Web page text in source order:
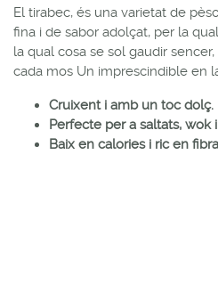
El tirabec, és una varietat de
fina i de sabor adolçat, per la
la qual cosa se sol gaudir
cada mos Un imprescindible en
Cruixent i amb un toc dolç.
Perfecte per a saltats, wok
Baix en calories i ric en fibra